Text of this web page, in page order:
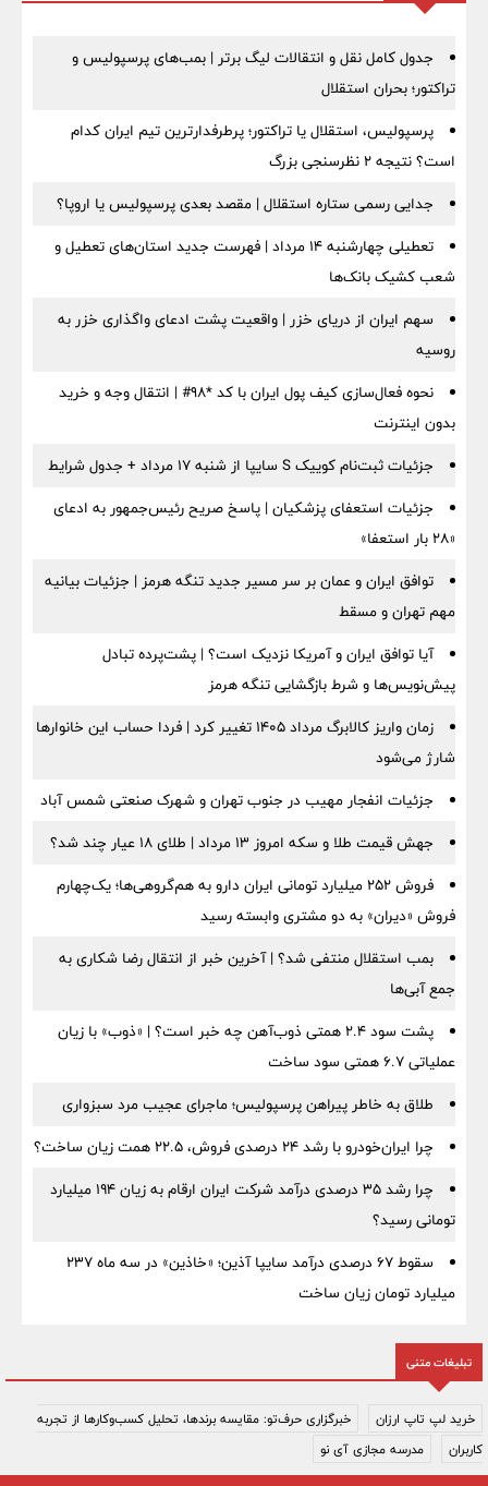
جدول کامل نقل و انتقالات لیگ برتر | بمب‌های پرسپولیس و
تراکتور؛ بحران استقلال
پرسپولیس، استقلال یا تراکتور؛ پرطرفدارترین تیم ایران کدام
است؟ نتیجه ۲ نظرسنجی بزرگ
جدایی رسمی ستاره استقلال | مقصد بعدی پرسپولیس یا اروپا؟
تعطیلی چهارشنبه ۱۴ مرداد | فهرست جدید استان‌های تعطیل و
شعب کشیک بانک‌ها
سهم ایران از دریای خزر | واقعیت پشت ادعای واگذاری خزر به
روسیه
نحوه فعال‌سازی کیف پول ایران با کد *98# | انتقال وجه و خرید
بدون اینترنت
جزئیات ثبت‌نام کوییک S سایپا از شنبه ۱۷ مرداد + جدول شرایط
جزئیات استعفای پزشکیان | پاسخ صریح رئیس‌جمهور به ادعای
«۲۸ بار استعفا»
توافق ایران و عمان بر سر مسیر جدید تنگه هرمز | جزئیات بیانیه
مهم تهران و مسقط
آیا توافق ایران و آمریکا نزدیک است؟ | پشت‌پرده تبادل
پیش‌نویس‌ها و شرط بازگشایی تنگه هرمز
زمان واریز کالابرگ مرداد ۱۴۰۵ تغییر کرد | فردا حساب این خانوارها
شارژ می‌شود
جزئیات انفجار مهیب در جنوب تهران و شهرک صنعتی شمس آباد
جهش قیمت طلا و سکه امروز ۱۳ مرداد | طلای ۱۸ عیار چند شد؟
فروش ۲۵۲ میلیارد تومانی ایران دارو به هم‌گروهی‌ها؛ یک‌چهارم
فروش «دیران» به دو مشتری وابسته رسید
بمب استقلال منتفی شد؟ | آخرین خبر از انتقال رضا شکاری به
جمع آبی‌ها
پشت سود ۲.۴ همتی ذوب‌آهن چه خبر است؟ | «ذوب» با زیان
عملیاتی ۶.۷ همتی سود ساخت
طلاق به خاطر پیراهن پرسپولیس؛ ماجرای عجیب مرد سبزواری
چرا ایران‌خودرو با رشد ۲۴ درصدی فروش، ۲۲.۵ همت زیان ساخت؟
چرا رشد ۳۵ درصدی درآمد شرکت ایران ارقام به زیان ۱۹۴ میلیارد
تومانی رسید؟
سقوط ۶۷ درصدی درآمد سایپا آذین؛ «خاذین» در سه ماه ۲۳۷
میلیارد تومان زیان ساخت
تبلیغات متنی
خرید لپ تاپ ارزان
خبرگزاری حرف‌تو: مقایسه برندها، تحلیل کسب‌وکارها از تجربه
کاربران
مدرسه مجازی آی نو